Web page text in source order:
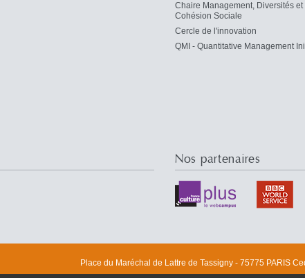
Chaire Management, Diversités et
Cohésion Sociale
Cercle de l'innovation
QMI - Quantitative Management
Nos partenaires
Place du Maréchal de Lattre de Tassigny - 75775 PARIS